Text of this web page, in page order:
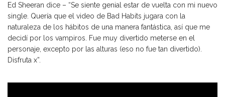
Ed Sheeran dice – “Se siente genial estar de vuelta con mi nuevo
single. Quería que el video de Bad Habits jugara con la
naturaleza de los hábitos de una manera fantástica, así que me
decidí por los vampiros. Fue muy divertido meterse en el
personaje, excepto por las alturas (eso no fue tan divertido).
Disfruta x”.